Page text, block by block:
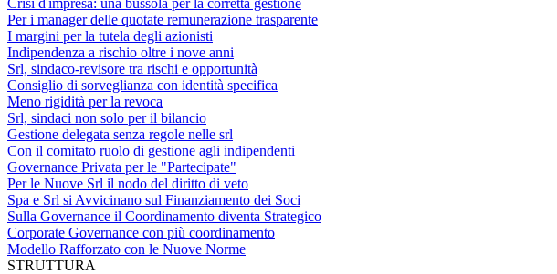
Crisi d'impresa: una bussola per la corretta gestione
Per i manager delle quotate remunerazione trasparente
I margini per la tutela degli azionisti
Indipendenza a rischio oltre i nove anni
Srl, sindaco-revisore tra rischi e opportunità
Consiglio di sorveglianza con identità specifica
Meno rigidità per la revoca
Srl, sindaci non solo per il bilancio
Gestione delegata senza regole nelle srl
Con il comitato ruolo di gestione agli indipendenti
Governance Privata per le "Partecipate"
Per le Nuove Srl il nodo del diritto di veto
Spa e Srl si Avvicinano sul Finanziamento dei Soci
Sulla Governance il Coordinamento diventa Strategico
Corporate Governance con più coordinamento
Modello Rafforzato con le Nuove Norme
STRUTTURA